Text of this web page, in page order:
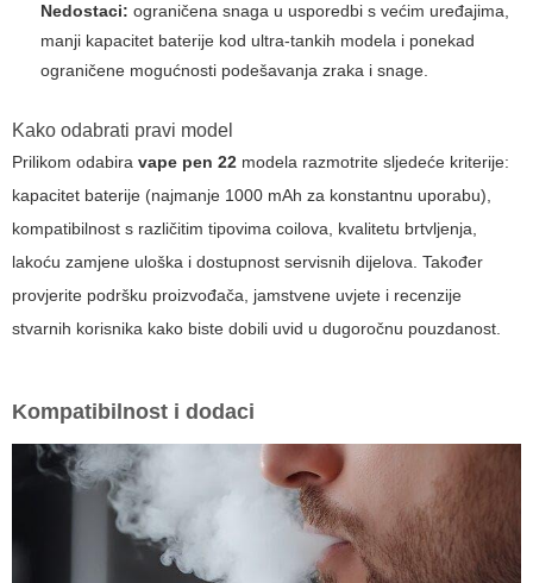
Nedostaci: ograničena snaga u usporedbi s većim uređajima,
manji kapacitet baterije kod ultra-tankih modela i ponekad
ograničene mogućnosti podešavanja zraka i snage.
Kako odabrati pravi model
Prilikom odabira vape pen 22 modela razmotrite sljedeće kriterije:
kapacitet baterije (najmanje 1000 mAh za konstantnu uporabu),
kompatibilnost s različitim tipovima coilova, kvalitetu brtvljenja,
lakoću zamjene uloška i dostupnost servisnih dijelova. Također
provjerite podršku proizvođača, jamstvene uvjete i recenzije
stvarnih korisnika kako biste dobili uvid u dugoročnu pouzdanost.
Kompatibilnost i dodaci